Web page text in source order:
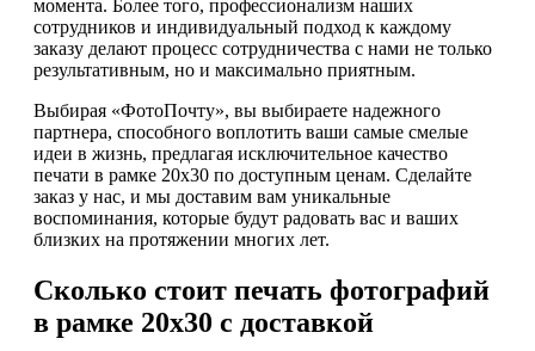
момента. Более того, профессионализм наших
сотрудников и индивидуальный подход к каждому
заказу делают процесс сотрудничества с нами не только
результативным, но и максимально приятным.
Выбирая «ФотоПочту», вы выбираете надежного
партнера, способного воплотить ваши самые смелые
идеи в жизнь, предлагая исключительное качество
печати в рамке 20х30 по доступным ценам. Сделайте
заказ у нас, и мы доставим вам уникальные
воспоминания, которые будут радовать вас и ваших
близких на протяжении многих лет.
Сколько стоит печать фотографий
в рамке 20х30 с доставкой